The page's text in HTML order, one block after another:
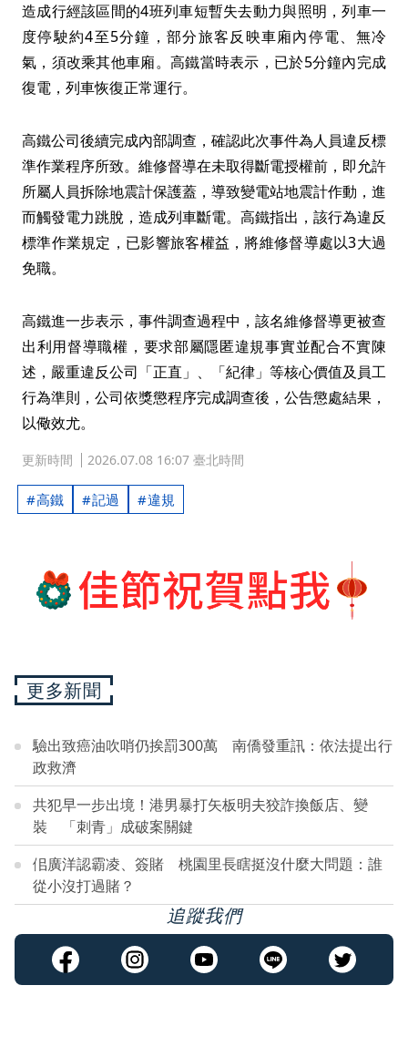
造成行經該區間的4班列車短暫失去動力與照明，列車一
度停駛約4至5分鐘，部分旅客反映車廂內停電、無冷
氣，須改乘其他車廂。高鐵當時表示，已於5分鐘內完成
復電，列車恢復正常運行。
高鐵公司後續完成內部調查，確認此次事件為人員違反標
準作業程序所致。維修督導在未取得斷電授權前，即允許
所屬人員拆除地震計保護蓋，導致變電站地震計作動，進
而觸發電力跳脫，造成列車斷電。高鐵指出，該行為違反
標準作業規定，已影響旅客權益，將維修督導處以3大過
免職。
高鐵進一步表示，事件調查過程中，該名維修督導更被查
出利用督導職權，要求部屬隱匿違規事實並配合不實陳
述，嚴重違反公司「正直」、「紀律」等核心價值及員工
行為準則，公司依獎懲程序完成調查後，公告懲處結果，
以儆效尤。
更新時間 2026.07.08 16:07 臺北時間
高鐵 記過 違規
更多新聞
驗出致癌油吹哨仍挨罰300萬 南僑發重訊：依法提出行
政救濟
共犯早一步出境！港男暴打矢板明夫狡詐換飯店、變
裝 「刺青」成破案關鍵
佀廣洋認霸凌、簽賭 桃園里長瞎挺沒什麼大問題：誰
從小沒打過賭？
追蹤我們